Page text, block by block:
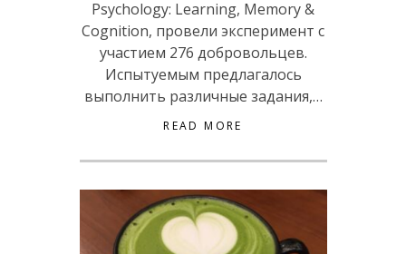
Psychology: Learning, Memory &
Cognition, провели эксперимент с
участием 276 добровольцев.
Испытуемым предлагалось
выполнить различные задания,…
READ MORE